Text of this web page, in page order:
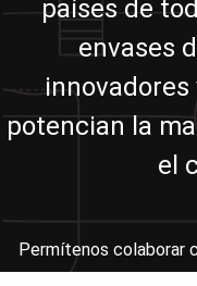
países de
envases
potencian la
el
Permítenos colaborar